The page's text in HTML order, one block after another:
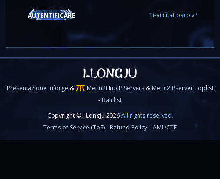
AUTENTIFICARE Ți-ai uitat parola?
Copyright © i-Longju 2026All rights reserved.
Terms of Service (ToS) - Refund Policy - AML/CTF
Presentazione Inforge & Metin2Hub P Servers & Metin2 Pserver Toplist
- Ban list